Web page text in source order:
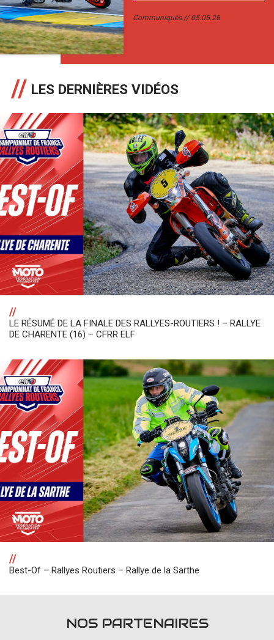
Communiqués 05.05.26
LES DERNIÈRES VIDÉOS
//
LE RÉSUMÉ DE LA FINALE DES RALLYES-ROUTIERS ! – RALLYE
DE CHARENTE (16) – CFRR ELF
//
Best-Of – Rallyes Routiers – Rallye de la Sarthe
NOS PARTENAIRES